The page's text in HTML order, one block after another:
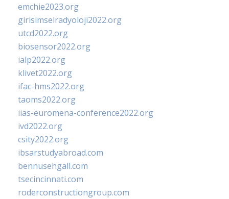
emchie2023.org
girisimselradyoloji2022.org
utcd2022.org
biosensor2022.org
ialp2022.org
klivet2022.org
ifac-hms2022.org
taoms2022.org
iias-euromena-conference2022.org
ivd2022.org
csity2022.org
ibsarstudyabroad.com
bennusehgall.com
tsecincinnati.com
roderconstructiongroup.com